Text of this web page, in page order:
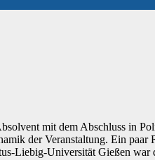
der Veranstaltung. Ein
Liebig-Universität Gießen